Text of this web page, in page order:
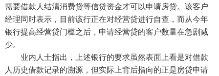
需要借款人结清消费贷等信贷资金才可以申请房贷。该客户
经理同时表示，目前该行正在对经营贷进行自查，而从今年
银行提高经营贷门槛之后，申请经营贷的客户数量在急剧减
少。
业内人士指出，上述银行的要求虽然表面上看是对借款
人历史借款记录的溯源，但实际上背后指向的正是房贷申请